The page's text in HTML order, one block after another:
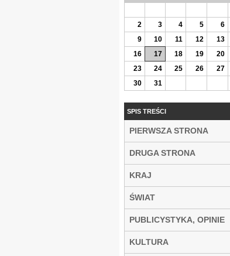
2
3 4 5 6
9
10 11 12 13
16
17 18 19 20
23
24 25 26 27
30
31
SPIS TREŚCI
PIERWSZA STRONA
DRUGA STRONA
KRAJ
ŚWIAT
PUBLICYSTYKA, OPINIE
KULTURA